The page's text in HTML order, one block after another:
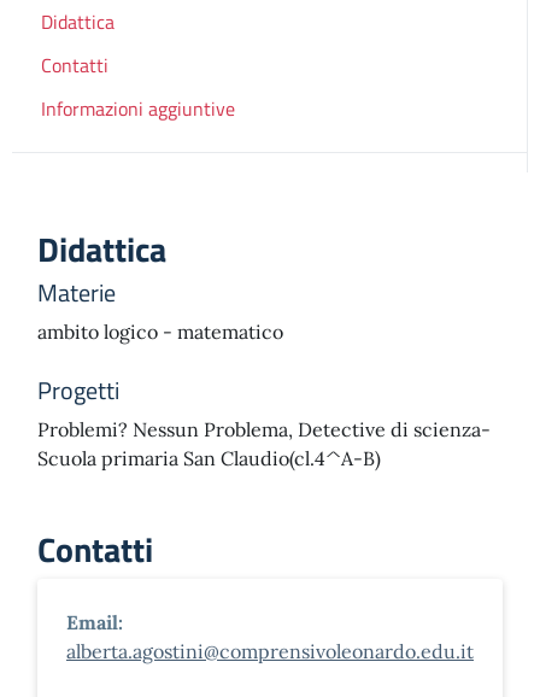
Didattica
Contatti
Informazioni aggiuntive
Didattica
Materie
ambito logico - matematico
Progetti
Problemi? Nessun Problema, Detective di scienza-
Scuola primaria San Claudio(cl.4^A-B)
Contatti
Email:
alberta.agostini@comprensivoleonardo.edu.it